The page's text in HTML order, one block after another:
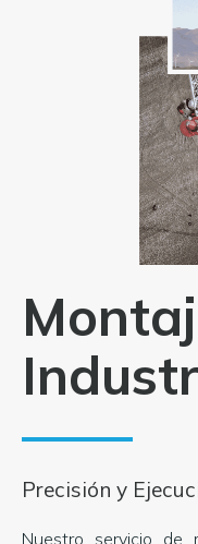
Precisión y
Nuestro servicio de